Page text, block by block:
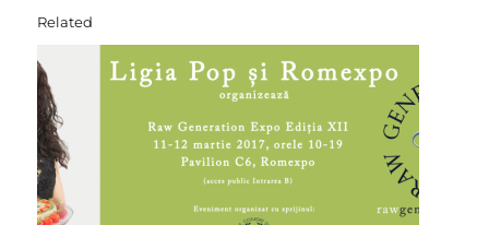
Related